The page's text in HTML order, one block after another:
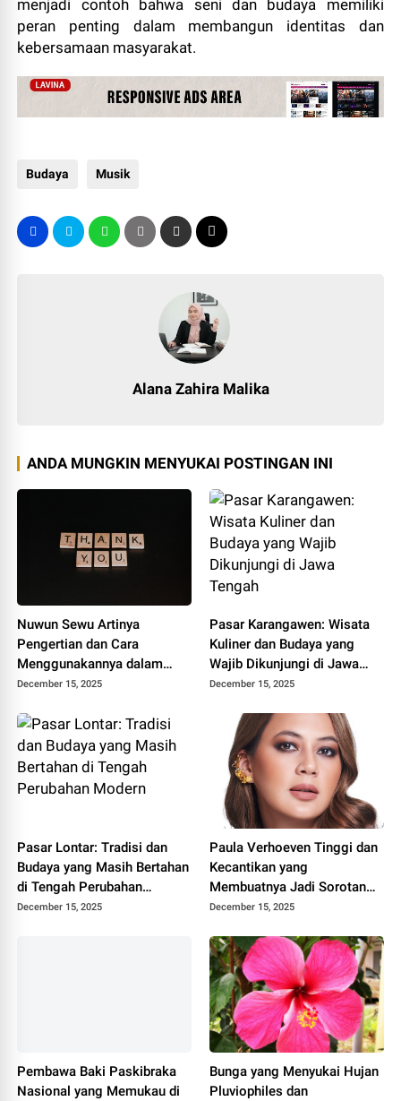
menjadi contoh bahwa seni dan budaya memiliki
peran penting dalam membangun identitas dan
kebersamaan masyarakat.
Budaya Musik
Alana Zahira Malika
ANDA MUNGKIN MENYUKAI POSTINGAN INI
Nuwun Sewu Artinya
Pengertian dan Cara
Menggunakannya dalam
Bahasa Jawa
December 15, 2025
Pasar Karangawen: Wisata
Kuliner dan Budaya yang
Wajib Dikunjungi di Jawa
Tengah
December 15, 2025
Pasar Lontar: Tradisi dan
Budaya yang Masih Bertahan
di Tengah Perubahan
Modern
December 15, 2025
Paula Verhoeven Tinggi dan
Kecantikan yang
Membuatnya Jadi Sorotan
Dunia
December 15, 2025
Pembawa Baki Paskibraka
Nasional yang Memukau di
Bunga yang Menyukai Hujan
Pluviophiles dan